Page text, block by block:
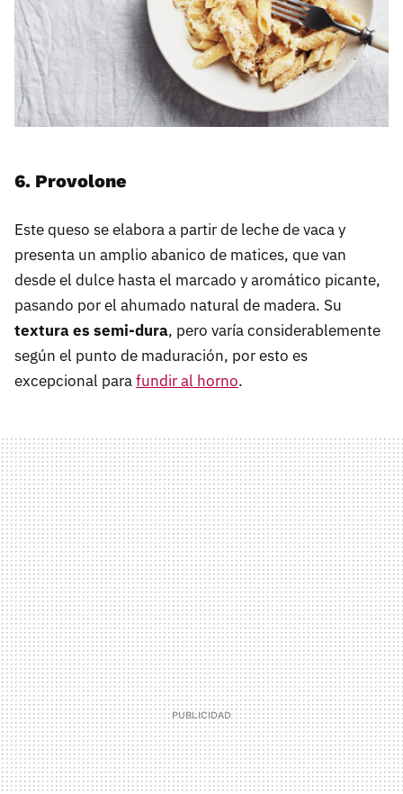
6. Provolone
Este queso se elabora a partir de leche de vaca y
presenta un amplio abanico de matices, que van
desde el dulce hasta el marcado y aromático picante,
pasando por el ahumado natural de madera. Su
textura es semi-dura, pero varía considerablemente
según el punto de maduración, por esto es
excepcional parafundir al horno.